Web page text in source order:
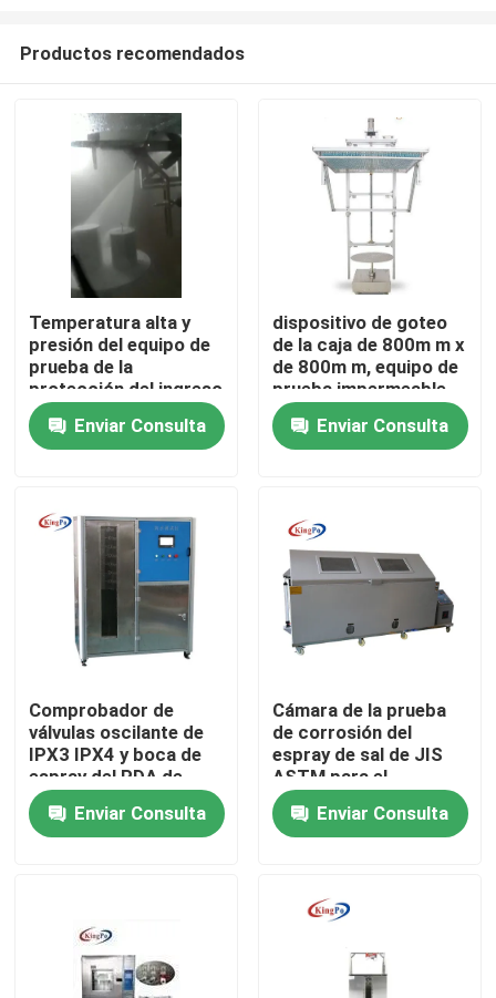
Hogar
Productos
Viaje de la fábrica
Control de calidad
Éntrenos en contacto con
Pida una cita
Equipo de prueba de la protección del ingreso
Productos recomendados
Temperatura alta y
presión del equipo de
prueba de la
protección del ingreso
IPX9
Enviar Consulta
dispositivo de goteo
de la caja de 800m m x
de 800m m, equipo de
prueba impermeable
automático
Enviar Consulta
Comprobador de
válvulas oscilante de
IPX3 IPX4 y boca de
espray del PDA de
IPX5 IPX6
Enviar Consulta
Cámara de la prueba
de corrosión del
espray de sal de JIS
ASTM para el
tratamiento
superficialEnviar Consulta